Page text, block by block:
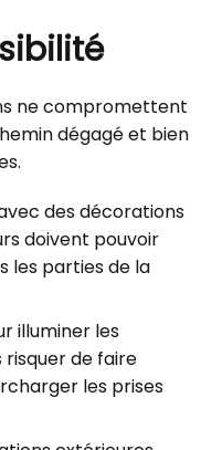
ne compromettent
dégagé et bien
des décorations
doivent pouvoir
les parties de la
illuminer les
de faire
les prises